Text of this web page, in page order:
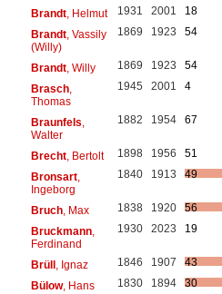
Brandt, Helmut 1931 2001
18
Brandt, Vassily
(Willy)
1869 1923 54
Brandt, Willy 1869 1923
54
Brasch,
Thomas
1945 2001 4
Braunfels,
Walter
1882 1954 67
Brecht, Bertolt 1898 1956
51
Bronsart,
Ingeborg
1840 1913 49
Bruch, Max 1838 1920
56
Bruckmann,
Ferdinand
1930 2023 19
Brüll, Ignaz 1846 1907
43
Bülow, Hans 1830 1894
30